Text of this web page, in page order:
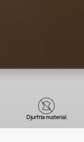
Djurfria material